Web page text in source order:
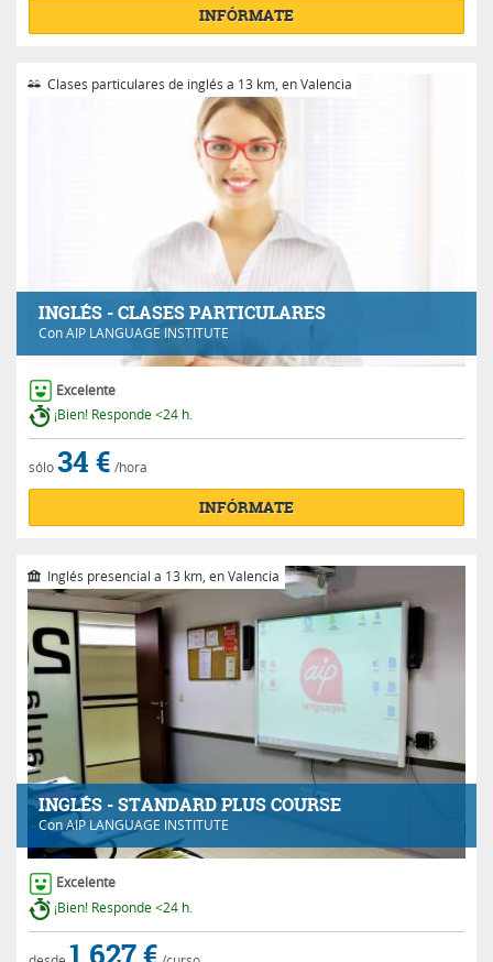
INFÓRMATE
INGLÉS - CLASES PARTICULARES
ConAIP LANGUAGE INSTITUTE
Clases particulares de inglés a 13 km, en Valencia
Excelente
¡Bien! Responde <24 h.
sólo34 € /hora
INFÓRMATE
INGLÉS - STANDARD PLUS COURSE
ConAIP LANGUAGE INSTITUTE
Inglés presencial a 13 km, en Valencia
Excelente
¡Bien! Responde <24 h.